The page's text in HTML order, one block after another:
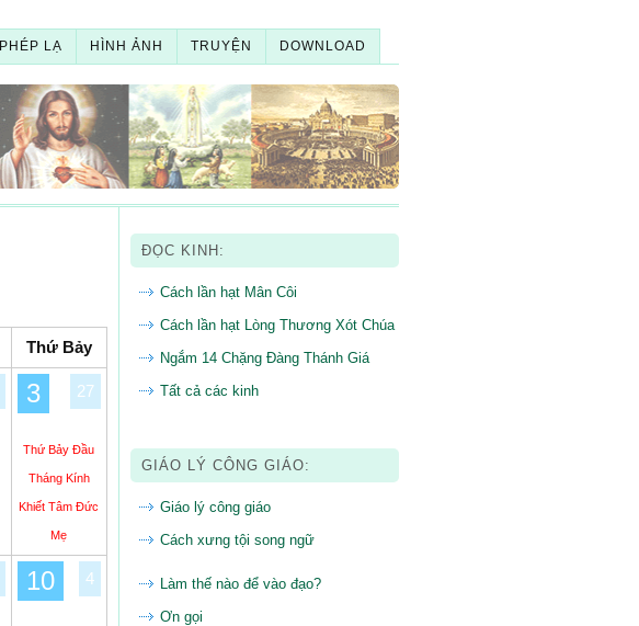
PHÉP LẠ HÌNH ẢNH TRUYỆN DOWNLOAD
Thứ Bảy
3 27
Thứ Bảy Đầu
Tháng Kính
Khiết Tâm Đức
Mẹ
10 4
ĐỌC KINH:
Cách lần hạt Mân Côi
Cách lần hạt Lòng Thương Xót Chúa
Ngắm 14 Chặng Đàng Thánh Giá
Tất cả các kinh
GIÁO LÝ CÔNG GIÁO:
Giáo lý công giáo
Cách xưng tội song ngữ
Làm thế nào để vào đạo?
Ơn gọi